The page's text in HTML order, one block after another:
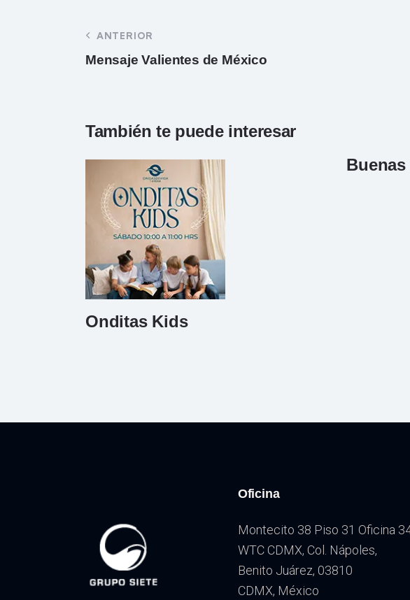
ANTERIOR
Mensaje Valientes de México
También te puede interesar
Onditas Kids
Oficina
Montecito 38 Piso 31 Oficina
WTC CDMX, Col. Nápoles,
Benito Juárez, 03810
CDMX, México